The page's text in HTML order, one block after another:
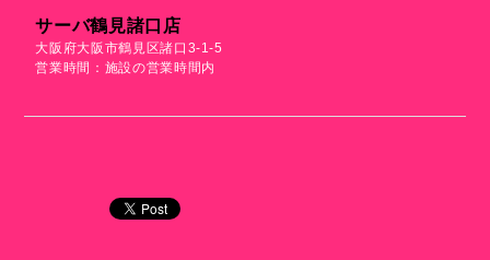
サーバ鶴見諸口店
大阪府大阪市鶴見区諸口3-1-5
営業時間：施設の営業時間内